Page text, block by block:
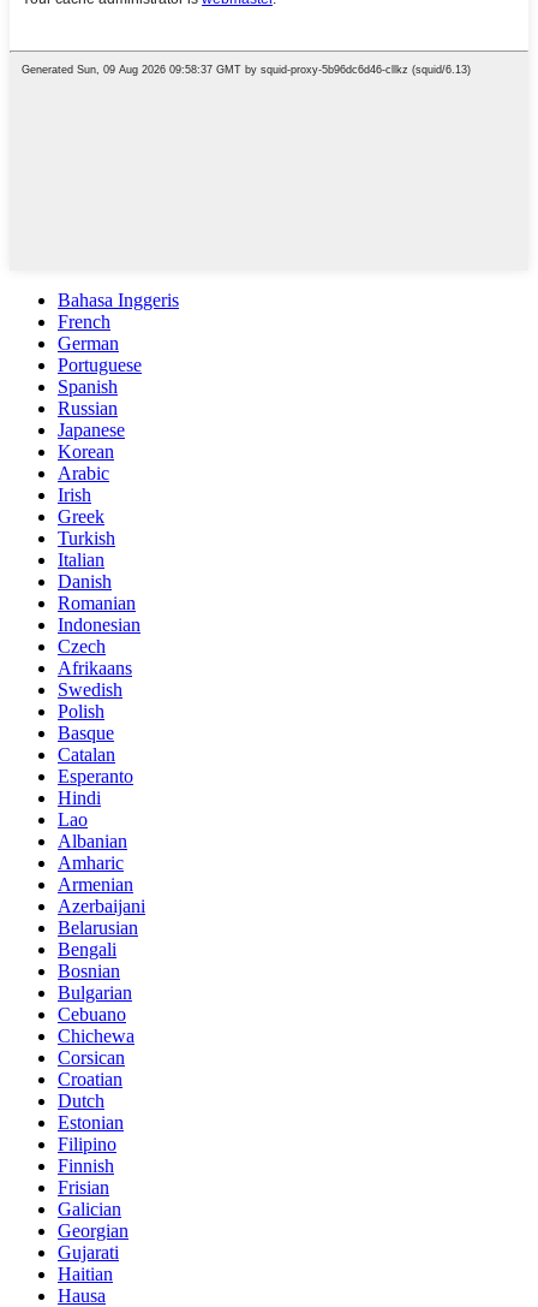
Bahasa Inggeris
French
German
Portuguese
Spanish
Russian
Japanese
Korean
Arabic
Irish
Greek
Turkish
Italian
Danish
Romanian
Indonesian
Czech
Afrikaans
Swedish
Polish
Basque
Catalan
Esperanto
Hindi
Lao
Albanian
Amharic
Armenian
Azerbaijani
Belarusian
Bengali
Bosnian
Bulgarian
Cebuano
Chichewa
Corsican
Croatian
Dutch
Estonian
Filipino
Finnish
Frisian
Galician
Georgian
Gujarati
Haitian
Hausa